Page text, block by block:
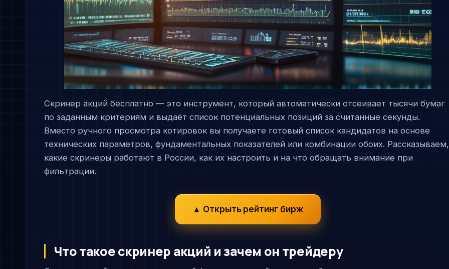
Скринер акций бесплатно — это инструмент, который автоматически отсеивает тысячи бумаг
по заданным критериям и выдаёт список потенциальных позиций за считанные секунды.
Вместо ручного просмотра котировок вы получаете готовый список кандидатов на основе
технических параметров, фундаментальных показателей или комбинации обоих. Рассказываем,
какие скринеры работают в России, как их настроить и на что обращать внимание при
фильтрации.
▲ Открыть рейтинг бирж
Что такое скринер акций и зачем он трейдеру